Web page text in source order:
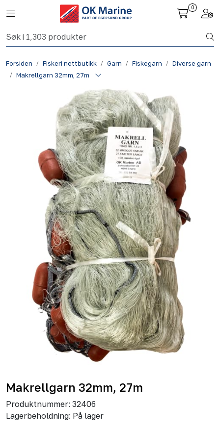
Skip to main content
Toggle navigation
0
Forsiden Fiskeri nettbutikk Garn Fiskegarn
Diverse garn
Makrellgarn 32mm, 27m
Makrellgarn 32mm, 27m
Produktnummer: 32406
Lagerbeholdning: På lager
Fiskeri nettbutikk
Havbruk